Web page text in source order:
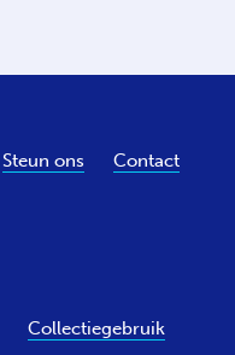
Steun ons Contact
Collectiegebruik